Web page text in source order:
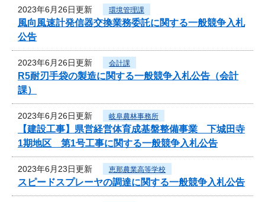
2023年6月26日更新 環境管理課
風向風速計発信器交換業務委託に関する一般競争入札
公告
2023年6月26日更新 会計課
R5耐刃手袋の製造に関する一般競争入札公告（会計
課）
2023年6月26日更新 岐阜農林事務所
【建設工事】県営経営体育成基盤整備事業 下城田寺
1期地区 第1号工事に関する一般競争入札公告
2023年6月23日更新 恵那農業高等学校
スピードスプレーヤの調達に関する一般競争入札公告